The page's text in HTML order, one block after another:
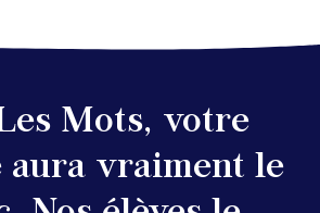
Mots, votre
vraiment le